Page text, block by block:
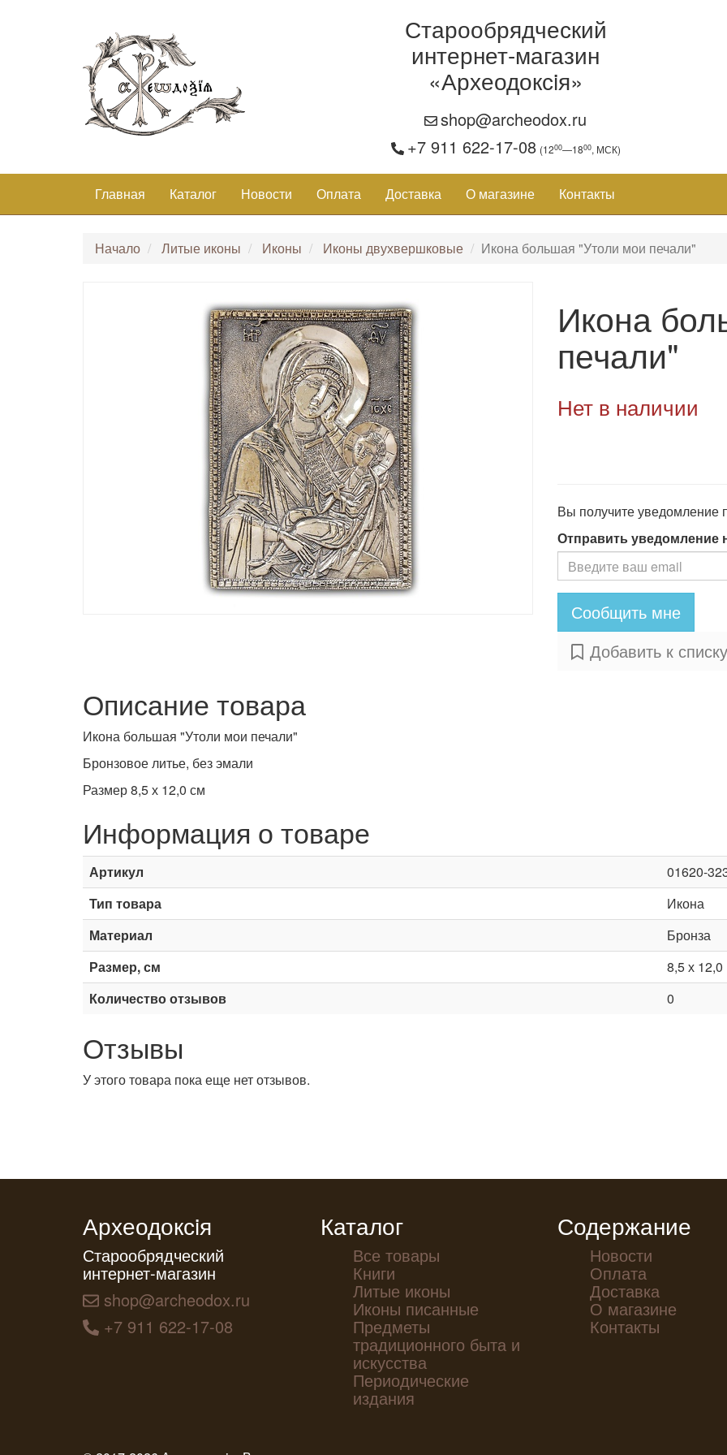
Старообрядческий
интернет-магазин
«Археодоксiя»
shop@archeodox.ru
+7 911 622-17-08 (1200—1800, МСК)
Главная Каталог Новости Оплата Доставка О магазине Контакты
Начало Литые иконы Иконы Иконы двухвершковые Икона большая "Утоли мои печали"
Икона
печали"
Нет в наличии
Вы получите уведомление
Отправить уведомление
Сообщить мне
Добавить к
Описание товара
Икона большая "Утоли мои печали"
Бронзовое литье, без эмали
Размер 8,5 х 12,0 см
Информация о товаре
Артикул
01620-
Тип товара
Икона
Материал
Бронза
Размер, см
8,5 х 12,0
Количество отзывов
0
Отзывы
У этого товара пока еще нет отзывов.
Археодоксiя
Старообрядческий
интернет-магазин
shop@archeodox.ru
+7 911 622-17-08
Каталог
Все товары
Книги
Литые иконы
Иконы писанные
Предметы
традиционного быта и
искусства
Периодические
издания
Содержание
Новости
Оплата
Доставка
О магазине
Контакты